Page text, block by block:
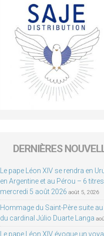
DERNIÈRES
Le pape Léon XIV se rendra en
en Argentine et au Pérou – 6
mercredi 5 août 2026 août 5, 2026
Hommage du Saint-Père suite
du cardinal Júlio Duarte Langa
Le pape Léon XIV évoque un